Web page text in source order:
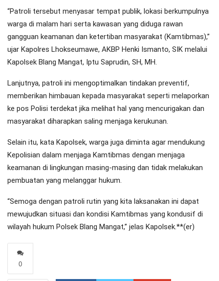
“Patroli tersebut menyasar tempat publik, lokasi berkumpulnya
warga di malam hari serta kawasan yang diduga rawan
gangguan keamanan dan ketertiban masyarakat (Kamtibmas),”
ujar Kapolres Lhokseumawe, AKBP Henki Ismanto, SIK melalui
Kapolsek Blang Mangat, Iptu Saprudin, SH, MH.
Lanjutnya, patroli ini mengoptimalkan tindakan preventif,
memberikan himbauan kepada masyarakat seperti melaporkan
ke pos Polisi terdekat jika melihat hal yang mencurigakan dan
masyarakat diharapkan saling menjaga kerukunan.
Selain itu, kata Kapolsek, warga juga diminta agar mendukung
Kepolisian dalam menjaga Kamtibmas dengan menjaga
keamanan di lingkungan masing-masing dan tidak melakukan
pembuatan yang melanggar hukum.
“Semoga dengan patroli rutin yang kita laksanakan ini dapat
mewujudkan situasi dan kondisi Kamtibmas yang kondusif di
wilayah hukum Polsek Blang Mangat,” jelas Kapolsek.**(er)
0